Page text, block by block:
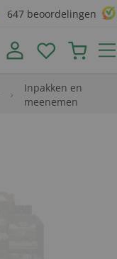
647 beoordelingen
Inpakken en
meenemen